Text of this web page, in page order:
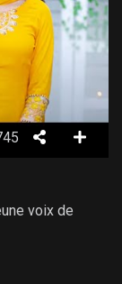
voix de